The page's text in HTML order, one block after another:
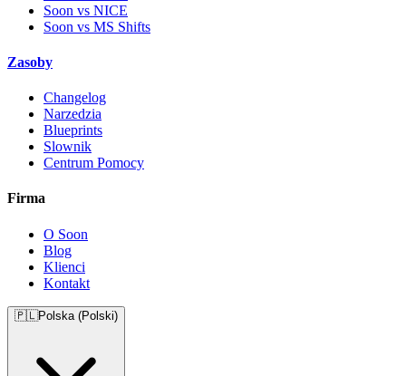
Soon vs NICE
Soon vs MS Shifts
Zasoby
Changelog
Narzedzia
Blueprints
Slownik
Centrum Pomocy
Firma
O Soon
Blog
Klienci
Kontakt
🇵🇱Polska (Polski)